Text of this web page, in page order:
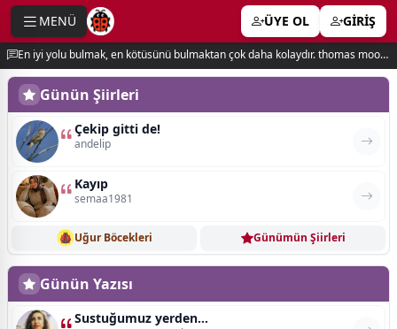
MENÜ ÜYE OL GİRİŞ
En iyi yolu bulmak, en kötüsünü bulmaktan çok daha kolaydır. thomas moore
Günün Şiirleri
Çekip gitti de!
andelip
Kayıp
semaa1981
Uğur Böcekleri Günümün Şiirleri
Günün Yazısı
Sustuğumuz yerden...
menu